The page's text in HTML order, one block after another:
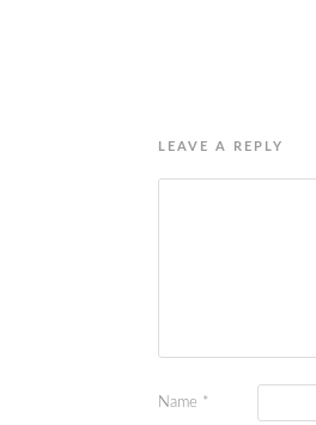
LEAVE A REPLY
Name *